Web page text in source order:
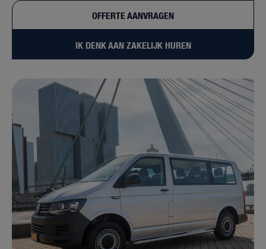
OFFERTE AANVRAGEN
IK DENK AAN ZAKELIJK HUREN